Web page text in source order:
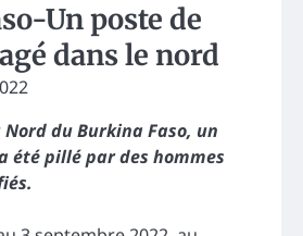
Un poste de
dans le nord
du Burkina Faso, un
été pillé par des hommes